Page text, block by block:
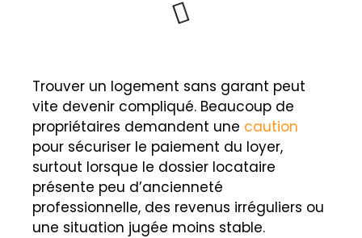
Trouver un logement sans garant peut
vite devenir compliqué. Beaucoup de
propriétaires demandent une caution
pour sécuriser le paiement du loyer,
surtout lorsque le dossier locataire
présente peu d’ancienneté
professionnelle, des revenus irréguliers ou
une situation jugée moins stable.